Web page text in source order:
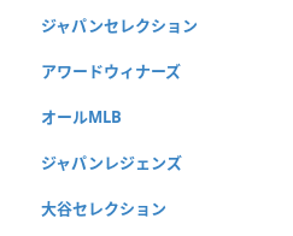
ジャパンセレクション
アワードウィナーズ
オールMLB
ジャパンレジェンズ
大谷セレクション